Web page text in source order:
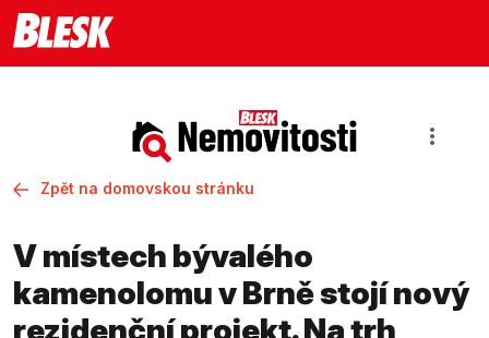
Zpět na domovskou stránku
V místech bývalého
kamenolomu v Brně stojí nový
rezidenční projekt. Na trh